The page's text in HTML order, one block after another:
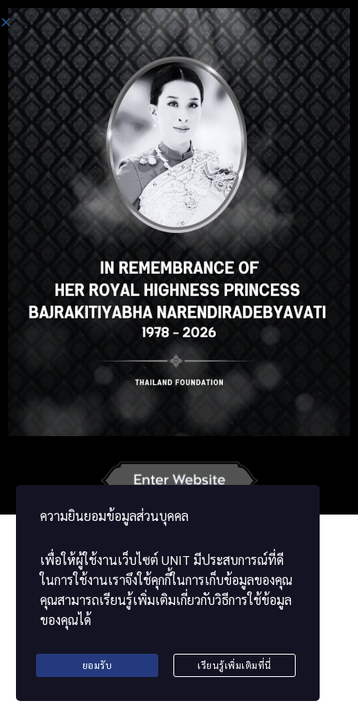
登录
嘿，那不错，对吧？您喜欢这
门课程吗？
登记课程
ความยินยอมข้อมูลส่วนบุคคล
เพื่อให้ผู้ใช้งานเว็บไซต์ UNIT มีประสบการณ์ที่ดี
ในการใช้งานเราจึงใช้คุกกี้ในการเก็บข้อมูลของคุณ
คุณสามารถเรียนรู้เพิ่มเติมเกี่ยวกับวิธีการใช้ข้อมูล
ของคุณได้
ยอมรับ เรียนรู้เพิ่มเติมที่นี่
Select your language
English ภาษาไทย
Korean Japanese
Vietnamese
ខ្មែរ